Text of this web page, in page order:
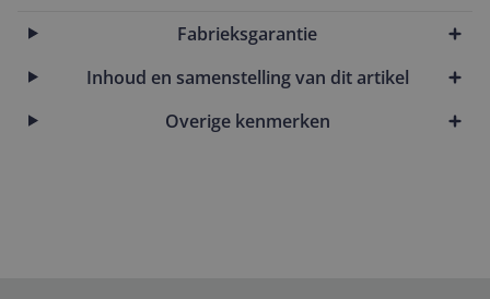
Fabrieksgarantie
Inhoud en samenstelling van dit artikel
Overige kenmerken